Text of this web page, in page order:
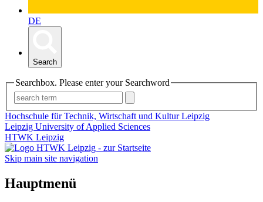
DE
Search
Searchbox. Please enter your Searchword
Hochschule für Technik, Wirtschaft und Kultur Leipzig
Leipzig University of Applied Sciences
HTWK Leipzig
Skip main site navigation
Hauptmenü